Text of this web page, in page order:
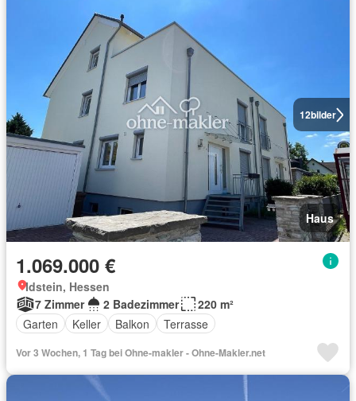
12bilder
Haus
1.069.000 €
Idstein, Hessen
7 Zimmer
2 Badezimmer
220 m²
Garten
Keller Balkon Terrasse
Vor 3 Wochen, 1 Tag bei Ohne-makler - Ohne-Makler.net